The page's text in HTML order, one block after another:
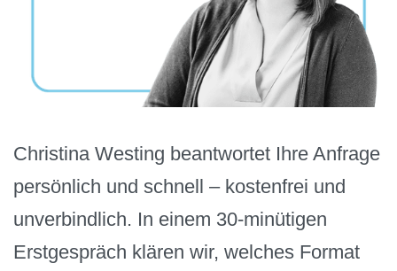
Christina Westing beantwortet Ihre Anfrage
persönlich und schnell – kostenfrei und
unverbindlich. In einem 30-minütigen
Erstgespräch klären wir, welches Format